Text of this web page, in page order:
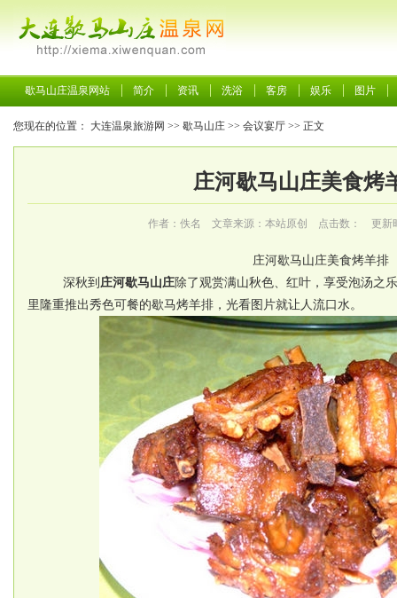
歇马山庄温泉网站 简介 资讯 洗浴 客房 娱乐 图片
您现在的位置： 大连温泉旅游网 >> 歇马山庄 >> 会议宴厅 >> 正文
庄河歇马山庄美食烤
作者：佚名 文章来源：本站原创 点击数： 更新
庄河歇马山庄美食烤羊排
深秋到 庄河歇马山庄除了观赏满山秋色、红叶，享受泡汤之
里隆重推出秀色可餐的歇马烤羊排，光看图片就让人流口水。